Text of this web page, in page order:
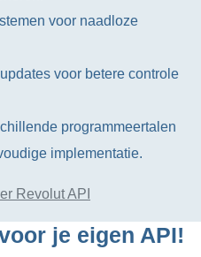
voor naadloze
voor betere controle
programmeertalen
implementatie.
Revolut API
je eigen API!